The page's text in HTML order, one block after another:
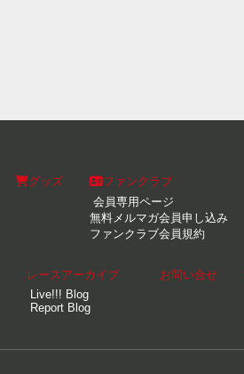
グッズ
ファンクラブ
会員専用ページ
無料メルマガ会員申し込み
ファンクラブ会員規約
レースアーカイブ
Live!!! Blog
Report Blog
お問い合せ